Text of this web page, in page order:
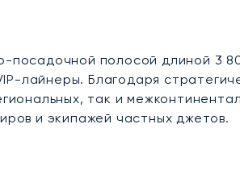
посадочной полосой длиной 3
лайнеры. Благодаря
так и
и экипажей частных джетов.